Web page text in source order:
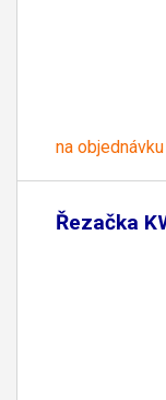
na objednávku
Řezačka